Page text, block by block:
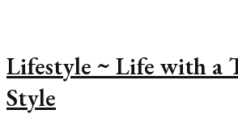
Lifestyle ~ Life with a
Style